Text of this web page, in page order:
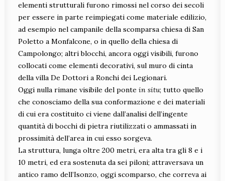
elementi strutturali furono rimossi nel corso dei secoli
per essere in parte reimpiegati come materiale edilizio,
ad esempio nel campanile della scomparsa chiesa di San
Poletto a Monfalcone, o in quello della chiesa di
Campolongo; altri blocchi, ancora oggi visibili, furono
collocati come elementi decorativi, sul muro di cinta
della villa De Dottori a Ronchi dei Legionari.
Oggi nulla rimane visibile del ponte in situ; tutto quello
che conosciamo della sua conformazione e dei materiali
di cui era costituito ci viene dall’analisi dell’ingente
quantità di bocchi di pietra riutilizzati o ammassati in
prossimità dell’area in cui esso sorgeva.
La struttura, lunga oltre 200 metri, era alta tra gli 8 e i
10 metri, ed era sostenuta da sei piloni; attraversava un
antico ramo dell’Isonzo, oggi scomparso, che correva ai